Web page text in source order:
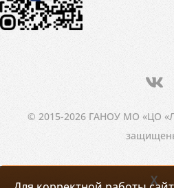
© 2015-2026 ГАНОУ МО «ЦО
X